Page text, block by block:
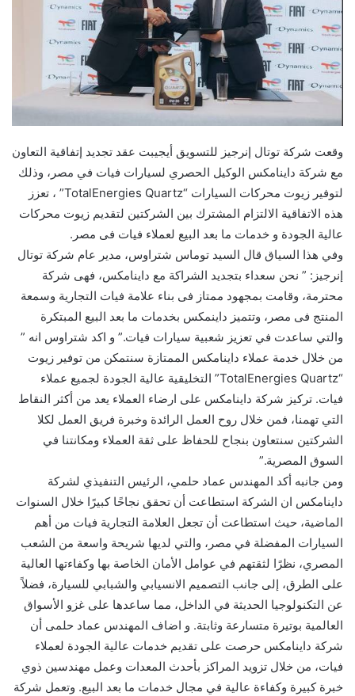
وقعت شركة توتال إنرجيز للتسويق أيجيبت عقد تجديد إتفاقية التعاون
مع شركة داينامكس الوكيل الحصري لسيارات فيات في مصر، وذلك
لتوفير زيوت محركات السيارات “TotalEnergies Quartz” ، تعزز
هذه الاتفاقية الالتزام المشترك بين الشركتين لتقديم زيوت محركات
عالية الجودة و خدمات ما بعد البيع لعملاء فيات فى مصر.
وفي هذا السياق قال السيد توماس شتراوس، مدير عام شركة توتال
إنرجيز: ” نحن سعداء بتجديد الشراكة مع داينامكس، فهى شركة
محترمة، وقامت بمجهود ممتاز فى بناء علامة فيات التجارية وسمعة
المنتج فى مصر، وتتميز داينمكس بخدمات ما بعد البيع المبتكرة
والتي ساعدت في تعزيز شعبية سيارات فيات.” و اكد شتراوس انه ”
من خلال خدمة عملاء داينامكس الممتازة سنتمكن من توفير زيوت
“TotalEnergies Quartz” التخليقية عالية الجودة لجميع عملاء
فيات. تركيز شركة داينامكس على ارضاء العملاء يعد من أكثر النقاط
التي تهمنا، فمن خلال روح العمل الرائدة وخبرة فريق العمل لكلا
الشركتين سنتعاون بنجاح للحفاظ على ثقة العملاء ومكانتنا في
السوق المصرية.”
ومن جانبه أكد المهندس عماد حلمي، الرئيس التنفيذي لشركة
داينامكس ان الشركة استطاعت أن تحقق نجاحًا كبيرًا خلال السنوات
الماضية، حيث استطاعت أن تجعل العلامة التجارية فيات من أهم
السيارات المفضلة في مصر، والتي لديها شريحة واسعة من الشعب
المصري، نظرًا لثقتهم في عوامل الأمان الخاصة بها وكفاءتها العالية
على الطرق، إلى جانب التصميم الانسيابي والشبابي للسيارة، فضلاً
عن التكنولوجيا الحديثة في الداخل، مما ساعدها على غزو الأسواق
العالمية بوتيرة متسارعة وثابتة. و اضاف المهندس عماد حلمى أن
شركة داينامكس حرصت على تقديم خدمات عالية الجودة لعملاء
فيات، من خلال تزويد المراكز بأحدث المعدات وعمل مهندسين ذوي
خبرة كبيرة وكفاءة عالية في مجال خدمات ما بعد البيع. وتعمل شركة